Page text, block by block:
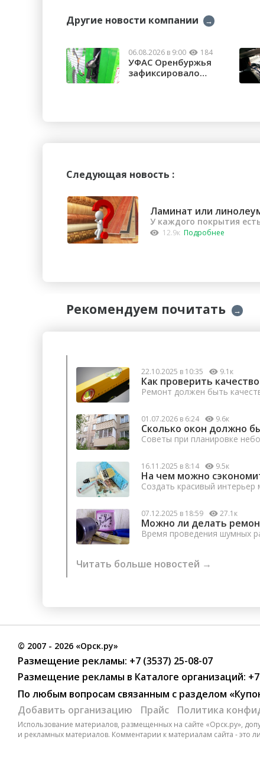
Другие новости компании →
06.08.2026 в 9:00 184
УФАС Оренбуржья
зафиксировало
Следующая новость :
Ламинат или
У каждого покрытия
12.9к Подробнее
Рекомендуем почитать →
22.10.2025 в 10:35 9.1к
Как проверить
Ремонт должен быть
01.07.2026 в 6:24 9.6к
Сколько окон должно
Советы при планировке
16.11.2025 в 8:14 9.5к
На чем можно
Создать красивый
07.12.2025 в 18:59 27.1к
Можно ли делать
Время проведения шумных
Читать больше новостей →
© 2007 - 2026 «Орск.ру»
Размещение рекламы: +7 (3537) 25-08-07
Размещение рекламы в Каталоге организаций:
По любым вопросам связанным с разделом
Добавить организацию
Прайс Политика
Использование материалов, размещенных на сайте «Орск.ру»,
и рекламных материалов. Комментарии к материалам сайта - это